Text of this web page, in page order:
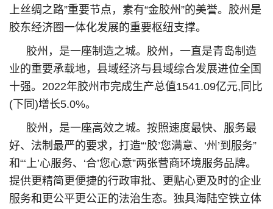
上丝绸之路”重要节点，素有“金胶州”的美誉。胶州是
胶东经济圈一体化发展的重要枢纽支撑。
胶州，是一座制造之城。胶州，一直是青岛制造
业的重要承载地，县域经济与县域综合发展进位全国
十强。2022年胶州市完成生产总值1541.09亿元,同比
(下同)增长5.0%。
胶州，是一座高效之城。按照速度最快、服务最
好、法制最严的要求，打造“‘胶’您满意、‘州’到服务”
和“‘上’心服务、‘合’您心意”两张营商环境服务品牌。
提供更精简更便捷的行政审批、更贴心更及时的企业
服务和更公平更公正的法治生态。独具海陆空铁立体